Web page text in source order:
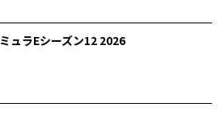
ュラEシーズン12 2026